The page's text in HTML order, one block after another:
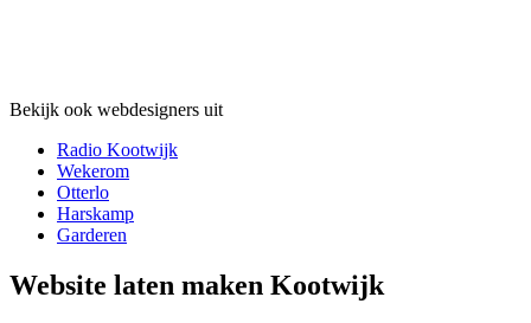
Bekijk ook webdesigners uit
Radio Kootwijk
Wekerom
Otterlo
Harskamp
Garderen
Website laten maken Kootwijk